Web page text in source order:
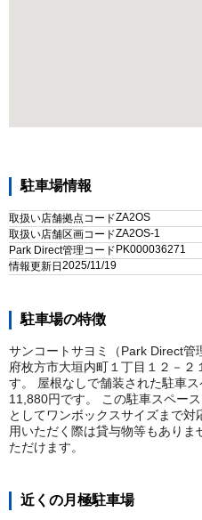
駐車場情報
取扱い店舗拠点コードZA2OS
取扱い店舗区画コードZA2OS-1
Park Direct管理コード PK000036271
情報更新日 2025/11/19
駐車場の特徴
サンコートサヨミ（Park Direct管
府枚方市大垣内町１丁目１２－
す。 屋根なしで舗装された駐車
11,880円です。 この駐車スペー
としてワンボックスサイズまで対
用いただく際は貸与物等もあり
ただけます。
近くの月極駐車場